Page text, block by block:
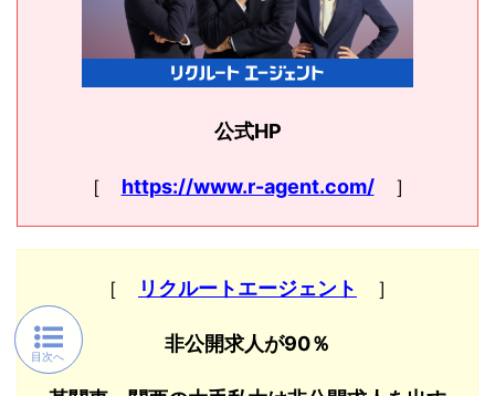
公式HP
［ https://www.r-agent.com/］
［ リクルートエージェント ］
非公開求人が90％